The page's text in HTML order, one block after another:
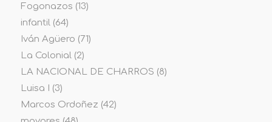
Fogonazos (13)
infantil(64)
Iván Agüero (71)
La Colonial(2)
LA NACIONAL DE CHARROS (8)
Luisa I
(3)
Marcos Ordoñez (42)